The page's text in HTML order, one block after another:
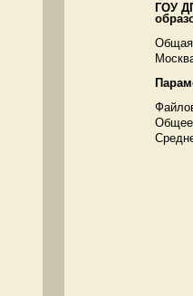
ГОУ
Общая
Общее